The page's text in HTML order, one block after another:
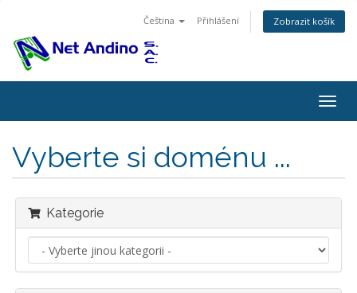
Čeština Přihlášení Zobrazit košík
Vyberte si doménu ...
Kategorie